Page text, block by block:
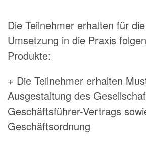
Die Teilnehmer erhalten für
Umsetzung in die Praxis
Produkte:
+ Die Teilnehmer erhalten
Ausgestaltung des
Geschäftsführer-Vertrags
Geschäftsordnung